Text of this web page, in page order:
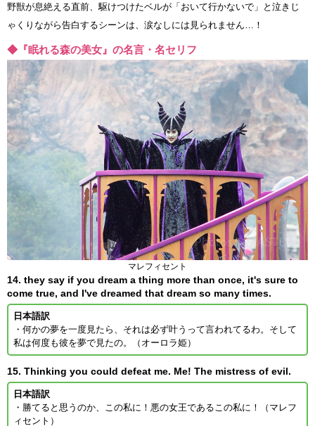
野獣が息絶える直前、駆けつけたベルが「おいて行かないで」と泣きじ
ゃくりながら告白するシーンは、涙なしには見られません…！
◆『眠れる森の美女』の名言・名セリフ
マレフィセント
14. they say if you dream a thing more than once, it's sure to
come true, and I've dreamed that dream so many times.
日本語訳
・何かの夢を一度見たら、それは必ず叶うって言われてるわ。そして
私は何度も彼を夢で見たの。（オーロラ姫）
15. Thinking you could defeat me. Me! The mistress of evil.
日本語訳
・勝てると思うのか、この私に！悪の女王であるこの私に！（マレフ
ィセント）